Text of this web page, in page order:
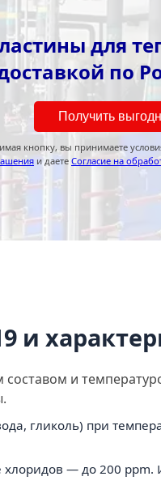
для
по
Получить
кнопку, вы принимаете
и даете Согласие на
и
и
гликоль) при
— до 200 ppm.